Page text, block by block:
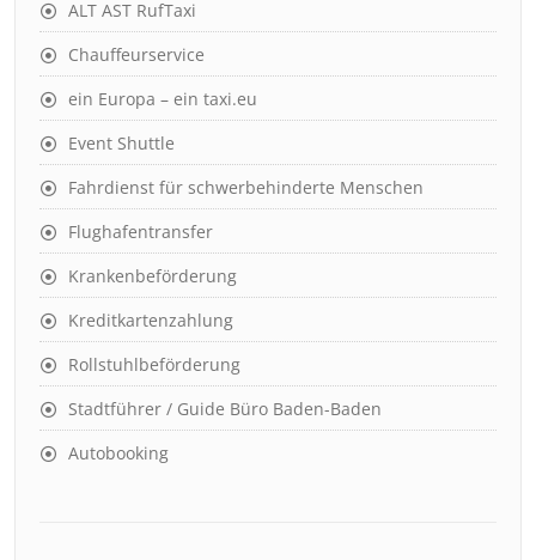
ALT AST RufTaxi
Chauffeurservice
ein Europa – ein taxi.eu
Event Shuttle
Fahrdienst für schwerbehinderte Menschen
Flughafentransfer
Krankenbeförderung
Kreditkartenzahlung
Rollstuhlbeförderung
Stadtführer / Guide Büro Baden-Baden
Autobooking